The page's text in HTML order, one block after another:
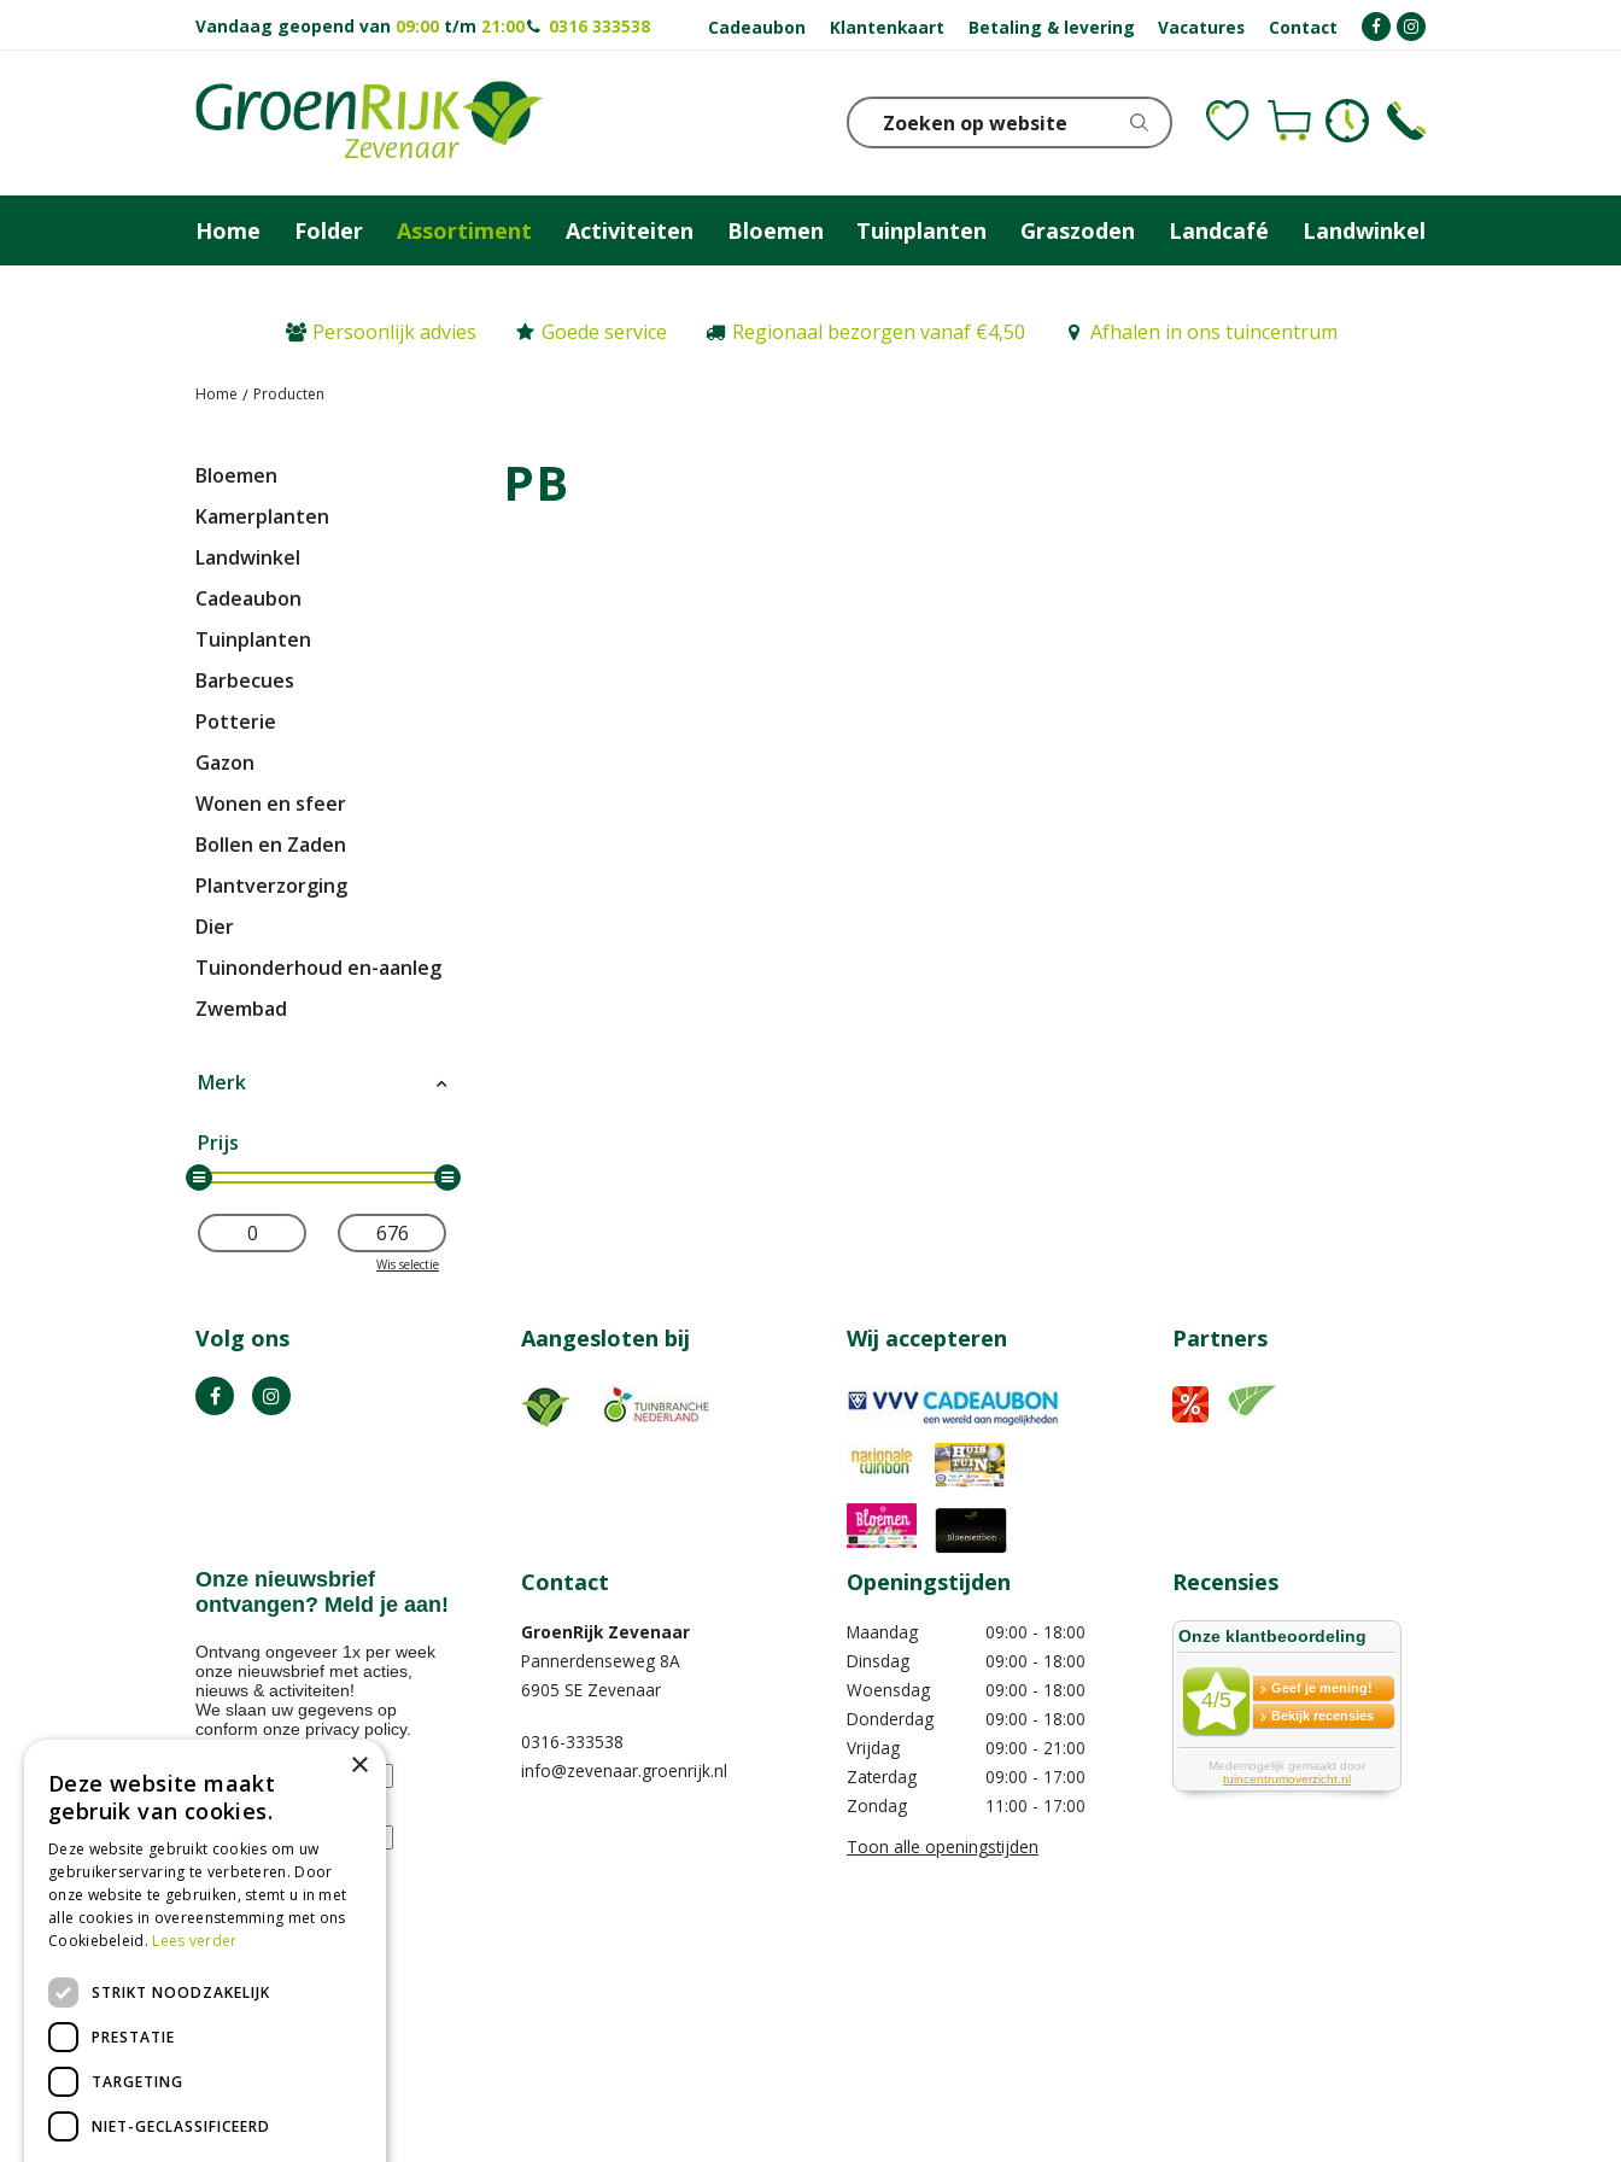
Persoonlijk advies Goede service Regionaal bezorgen vanaf €4,50 Afhalen in ons tuincentrum
Home Producten
Vandaag geopend van 09:00 t/m 21:00 0316 333538 Cadeaubon Klantenkaart Betaling & levering Vacatures Contact
Home Folder Assortiment Activiteiten Bloemen Tuinplanten Graszoden Landcafé Landwinkel
PB
Bloemen
Kamerplanten
Landwinkel
Cadeaubon
Tuinplanten
Barbecues
Potterie
Gazon
Wonen en sfeer
Bollen en Zaden
Plantverzorging
Dier
Tuinonderhoud en-aanleg
Zwembad
Merk
Prijs
Wis selectie
Volg ons Aangesloten bij Wij accepteren Partners
Onze nieuwsbrief
ontvangen? Meld je aan!
Ontvang ongeveer 1x per week
onze nieuwsbrief met acties,
nieuws & activiteiten!
We slaan uw gegevens op
conform onze privacy policy.
E-mailadres
Contact
GroenRijk Zevenaar​
Pannerdenseweg 8A
6905 SE Zevenaar
0316-333538
info@zevenaar.groenrijk.nl
Openingstijden
Maandag
09:00 - 18:00
Dinsdag
09:00 - 18:00
Woensdag
09:00 - 18:00
Donderdag
09:00 - 18:00
Vrijdag
09:00 - 21:00
Zaterdag
09:00 - 17:00
Zondag
11:00 - 17:00
Toon alle openingstijden
Recensies
Tuincentrum
Tuinplanten
×
Deze website maakt
gebruik van cookies.
Deze website gebruikt cookies om uw
gebruikerservaring te verbeteren. Door
onze website te gebruiken, stemt u in met
alle cookies in overeenstemming met ons
Cookiebeleid.Lees verder
STRIKT NOODZAKELIJK
PRESTATIE
TARGETING
NIET-GECLASSIFICEERD